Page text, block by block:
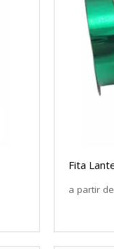
Fita
a partir